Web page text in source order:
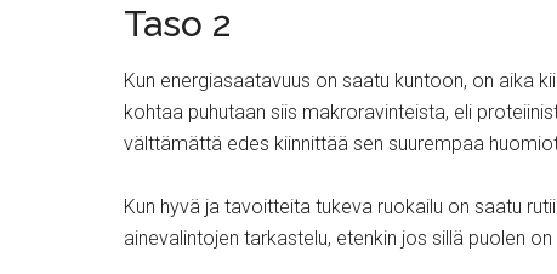
Taso 2
Kun energiasaatavuus on saatu kuntoon, on aika
kohtaa puhutaan siis makroravinteista, eli
välttämättä edes kiinnittää sen suurempaa
Kun hyvä ja tavoitteita tukeva ruokailu on saatu
ainevalintojen tarkastelu, etenkin jos sillä puolen